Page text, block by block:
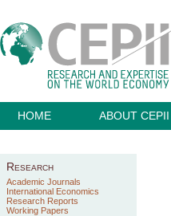
HOME ABOUT CEPII
Research
Academic Journals
International Economics
Research Reports
Working Papers